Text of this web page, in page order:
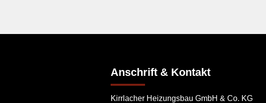
Anschrift & Kontakt
Kirrlacher Heizungsbau GmbH & Co. KG